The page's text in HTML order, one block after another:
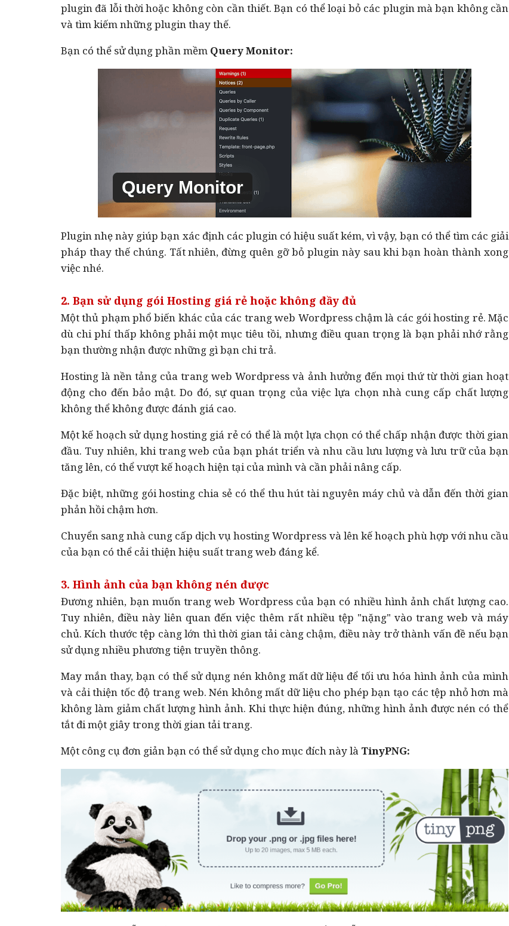
plugin đã lỗi thời hoặc không còn cần thiết. Bạn có thể loại bỏ các plugin mà bạn không cần
và tìm kiếm những plugin thay thế.
Bạn có thể sử dụng phần mềm Query Monitor:
Plugin nhẹ này giúp bạn xác định các plugin có hiệu suất kém, vì vậy, bạn có thể tìm các giải
pháp thay thế chúng. Tất nhiên, đừng quên gỡ bỏ plugin này sau khi bạn hoàn thành xong
việc nhé.
2. Bạn sử dụng gói Hosting giá rẻ hoặc không đầy đủ
Một thủ phạm phổ biến khác của các trang web Wordpress chậm là các gói hosting rẻ. Mặc
dù chi phí thấp không phải một mục tiêu tồi, nhưng điều quan trọng là bạn phải nhớ rằng
bạn thường nhận được những gì bạn chi trả.
Hosting là nền tảng của trang web Wordpress và ảnh hưởng đến mọi thứ từ thời gian hoạt
động cho đến bảo mật. Do đó, sự quan trọng của việc lựa chọn nhà cung cấp chất lượng
không thể không được đánh giá cao.
Một kế hoạch sử dụng hosting giá rẻ có thể là một lựa chọn có thể chấp nhận được thời gian
đầu. Tuy nhiên, khi trang web của bạn phát triển và nhu cầu lưu lượng và lưu trữ của bạn
tăng lên, có thể vượt kế hoạch hiện tại của mình và cần phải nâng cấp.
Đặc biệt, những gói hosting chia sẻ có thể thu hút tài nguyên máy chủ và dẫn đến thời gian
phản hồi chậm hơn.
Chuyển sang nhà cung cấp dịch vụ hosting Wordpress và lên kế hoạch phù hợp với nhu cầu
của bạn có thể cải thiện hiệu suất trang web đáng kể.
3. Hình ảnh của bạn không nén được
Đương nhiên, bạn muốn trang web Wordpress của bạn có nhiều hình ảnh chất lượng cao.
Tuy nhiên, điều này liên quan đến việc thêm rất nhiều tệp "nặng" vào trang web và máy
chủ. Kích thước tệp càng lớn thì thời gian tải càng chậm, điều này trở thành vấn đề nếu bạn
sử dụng nhiều phương tiện truyền thông.
May mắn thay, bạn có thể sử dụng nén không mất dữ liệu để tối ưu hóa hình ảnh của mình
và cải thiện tốc độ trang web. Nén không mất dữ liệu cho phép bạn tạo các tệp nhỏ hơn mà
không làm giảm chất lượng hình ảnh. Khi thực hiện đúng, những hình ảnh được nén có thể
tắt đi một giây trong thời gian tải trang.
Một công cụ đơn giản bạn có thể sử dụng cho mục đích này là TinyPNG: